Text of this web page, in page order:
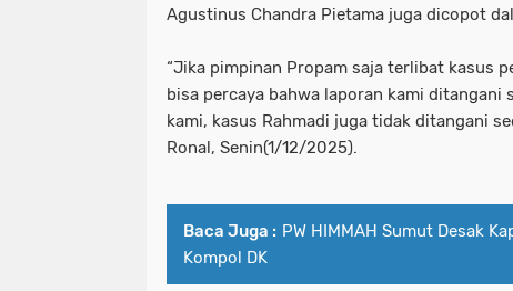
Agustinus Chandra Pietama juga dicopot
“Jika pimpinan Propam saja terlibat kasus
bisa percaya bahwa laporan kami ditangani
kami, kasus Rahmadi juga tidak ditangani
Ronal, Senin(1/12/2025).
Baca Juga : PW HIMMAH Sumut Desak
Kompol DK